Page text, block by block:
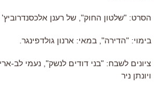
הסרט: "שלטון החוק", של רענן אלכסנדרוביץ'
בימוי: "הדירה", במאי: ארנון גולדפינגר.
ציונים לשבח: "בני דודים לנשק", נעמי לב-
ויונתן ניר